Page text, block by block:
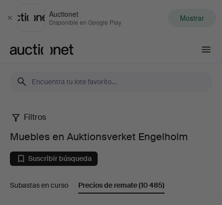
Cerrar
Auctionet
Disponible en Google Play Mostrar
Muebles
en
Auktionsverket
Engelholm
Filtros
Muebles en Auktionsverket Engelholm
Suscribir búsqueda
Subastas en curso Precios de remate(10 485)